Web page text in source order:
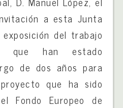
a esta Junta
del trabajo
que han estado
de dos años para
que ha sido
Fondo Europeo de